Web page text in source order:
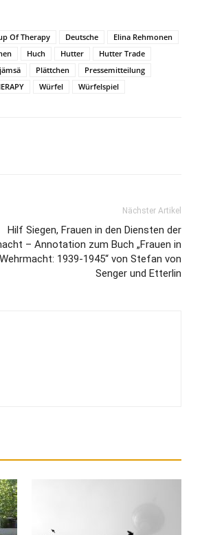
Of Therapy Deutsche
Elina Rehmonen
Huch Hutter
Hutter Trade
Plättchen
Pressemitteilung
Würfel Würfelspiel
Nächster Artikel
Hilf Siegen, Frauen in den Diensten der
– Annotation zum Buch „Frauen in
1939-1945“ von Stefan von
Senger und Etterlin